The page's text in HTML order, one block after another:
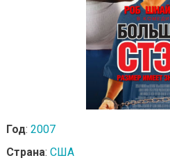
Год: 2007
Страна: США